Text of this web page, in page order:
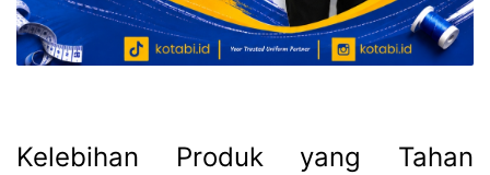
Kelebihan Produk yang Tahan